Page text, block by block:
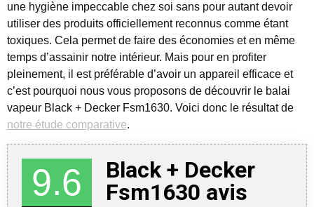
une hygiène impeccable chez soi sans pour autant devoir
utiliser des produits officiellement reconnus comme étant
toxiques. Cela permet de faire des économies et en même
temps d’assainir notre intérieur. Mais pour en profiter
pleinement, il est préférable d’avoir un appareil efficace et
c’est pourquoi nous vous proposons de découvrir le balai
vapeur Black + Decker Fsm1630. Voici donc le résultat de
notre étude comparative.
9.6
Black + Decker
Fsm1630 avis